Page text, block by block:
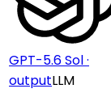
GPT-5.6 Sol ·
outputLLM